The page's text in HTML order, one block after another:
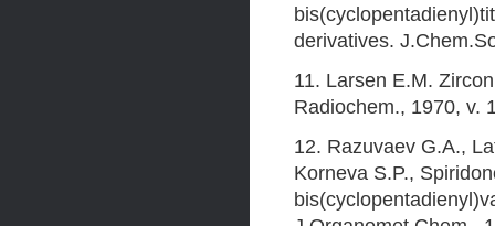
derivatives.
11. Larsen E.M.
Radiochem., 1970, v.
12. Razuvaev G.A.,
Korneva S.P.,